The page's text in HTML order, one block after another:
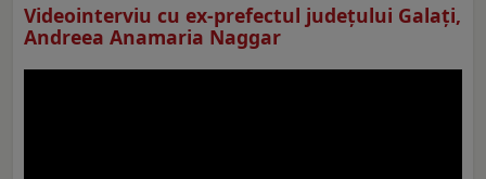
Videointerviu cu ex-prefectul judeţului Galaţi,
Andreea Anamaria Naggar